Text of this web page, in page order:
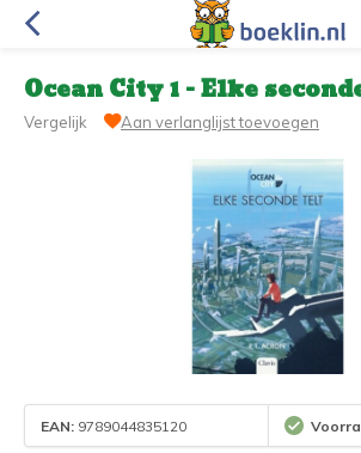
Ocean City 1 - Elke
Vergelijk Aan verlanglijst toevoegen
EAN: 9789044835120